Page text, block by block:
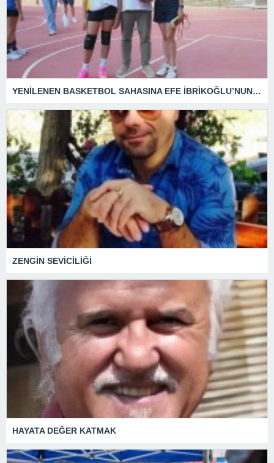
YENİLENEN BASKETBOL SAHASINA EFE İBRİKOĞLU’NUN ADI VERİLDİ
ZENGİN SEVİCİLİĞİ
HAYATA DEĞER KATMAK